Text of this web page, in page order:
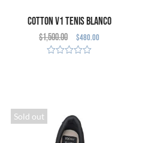
Cotton V1 Tenis Blanco
(Defecto Cosmético)
$1,500.00 $480.00
Sold out